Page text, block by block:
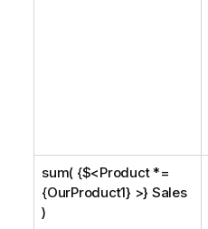
sum( {$<Product *=
{OurProduct1} >} Sales
)